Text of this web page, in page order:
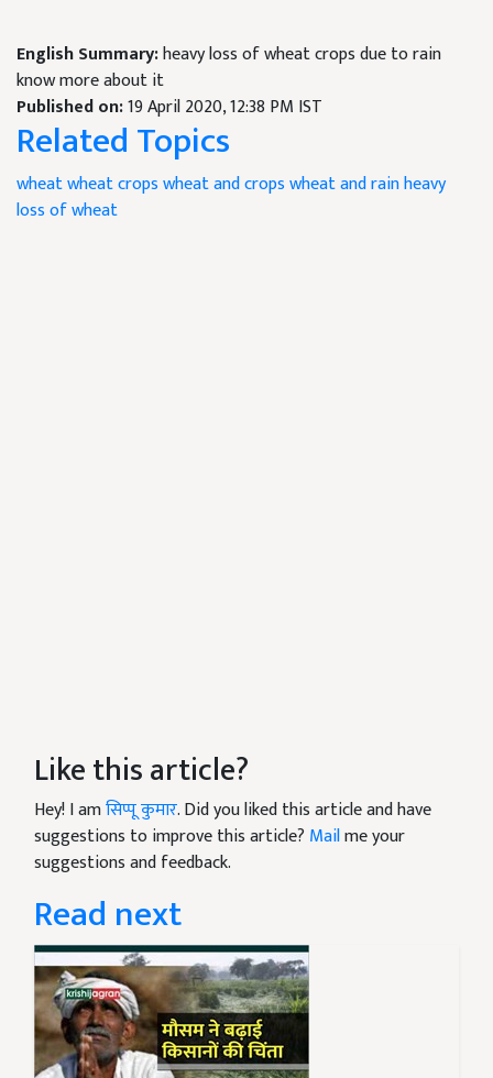
English Summary:heavy loss of wheat crops due to rain
know more about it
Published on:19 April 2020, 12:38 PM IST
Related Topics
wheatwheat cropswheat and cropswheat and rainheavy
loss of wheat
Like this article?
Hey! I amसिप्पू कुमार. Did you liked this article and have
suggestions to improve this article? Mailme your
suggestions and feedback.
Read next